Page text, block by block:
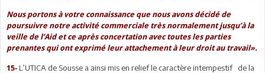
Nous portons à votre connaissance que nous avons décidé de
poursuivre notre activité commerciale très normalement jusqu’à la
veille de l’Aid et ce après concertation avec toutes les parties
prenantes qui ont exprimé leur attachement à leur droit au travail».
15- L’UTICA de Sousse a ainsi mis en relief le caractère intempestif de la